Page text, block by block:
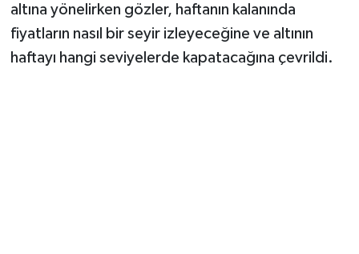
altına yönelirken gözler, haftanın kalanında
fiyatların nasıl bir seyir izleyeceğine ve altının
haftayı hangi seviyelerde kapatacağına çevrildi.